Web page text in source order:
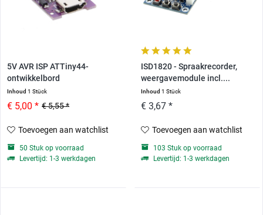
5V AVR ISP ATTiny44-
ontwikkelbord
Inhoud1 Stück
€ 5,55 *
€ 5,00 *
Toevoegen aan watchlist
50 Stuk op voorraad
Levertijd: 1-3 werkdagen
ISD1820 - Spraakrecorder,
weergavemodule incl....
Inhoud 1 Stück
€ 3,67 *
Toevoegen aan watchlist
103 Stuk op voorraad
Levertijd: 1-3 werkdagen